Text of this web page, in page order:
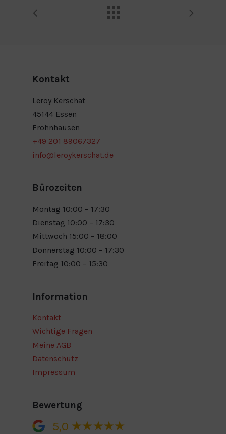
Kontakt
Leroy Kerschat
45144 Essen
Frohnhausen
+49 201 89067327
info@leroykerschat.de
Bürozeiten
Montag 10:00 – 17:30
Dienstag 10:00 – 17:30
Mittwoch 15:00 – 18:00
Donnerstag 10:00 – 17:30
Freitag 10:00 – 15:30
Information
Kontakt
Wichtige Fragen
Meine AGB
Datenschutz
Impressum
Bewertung
5,0